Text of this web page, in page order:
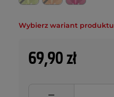
Wybierz wariant produktu
69,90 zł